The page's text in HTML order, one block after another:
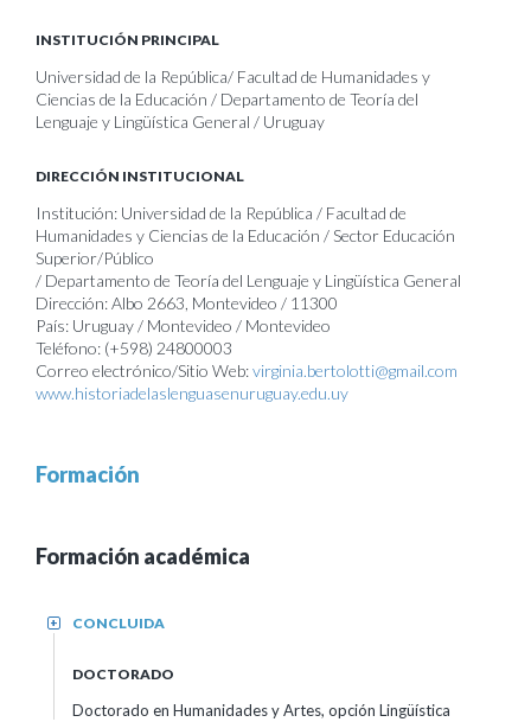
INSTITUCIÓN PRINCIPAL
Universidad de la República/ Facultad de Humanidades y
Ciencias de la Educación / Departamento de Teoría del
Lenguaje y Lingüística General / Uruguay
DIRECCIÓN INSTITUCIONAL
Institución: Universidad de la República / Facultad de
Humanidades y Ciencias de la Educación / Sector Educación
Superior/Público
/ Departamento de Teoría del Lenguaje y Lingüística General
Dirección: Albo 2663, Montevideo / 11300
País: Uruguay / Montevideo / Montevideo
Teléfono: (+598) 24800003
Correo electrónico/Sitio Web:virginia.bertolotti@gmail.com
www.historiadelaslenguasenuruguay.edu.uy
Formación
Formación académica
CONCLUIDA
+
DOCTORADO
Doctorado en Humanidades y Artes, opción Lingüística